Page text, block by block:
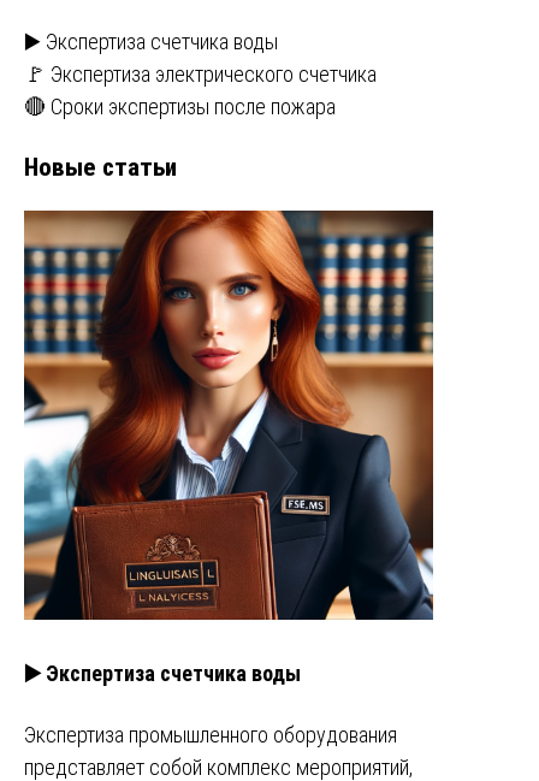
▶️ Экспертиза счетчика воды
🚩 Экспертиза электрического счетчика
🔴 Сроки экспертизы после пожара
Новые статьи
▶️ Экспертиза счетчика воды
Экспертиза промышленного оборудования
представляет собой комплекс мероприятий,